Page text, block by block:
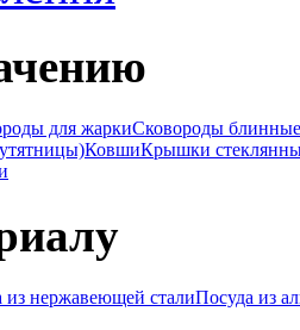
для жаркиСковороды блинные
КовшиКрышки
из нержавеющей сталиПосуда из